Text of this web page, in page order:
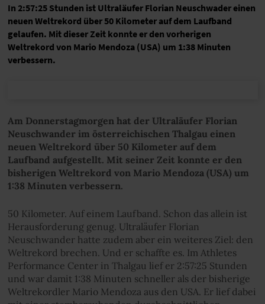
In 2:57:25 Stunden ist Ultraläufer Florian Neuschwader einen
neuen Weltrekord über 50 Kilometer auf dem Laufband
gelaufen. Mit dieser Zeit konnte er den vorherigen
Weltrekord von Mario Mendoza (USA) um 1:38 Minuten
verbessern.
Am Donnerstagmorgen hat der Ultraläufer Florian
Neuschwander im österreichischen Thalgau einen
neuen Weltrekord über 50 Kilometer auf dem
Laufband aufgestellt. Mit seiner Zeit konnte er den
bisherigen Weltrekord von Mario Mendoza (USA) um
1:38 Minuten verbessern.
50 Kilometer. Auf einem Laufband. Schon das allein ist
Herausforderung genug. Ultraläufer Florian
Neuschwander hatte zudem aber ein weiteres Ziel: den
Weltrekord brechen. Und er schaffte es. Im Athletes
Performance Center in Thalgau lief er 2:57:25 Stunden
und war damit 1:38 Minuten schneller als der bisherige
Weltrekordler Mario Mendoza aus den USA. Er lief dabei